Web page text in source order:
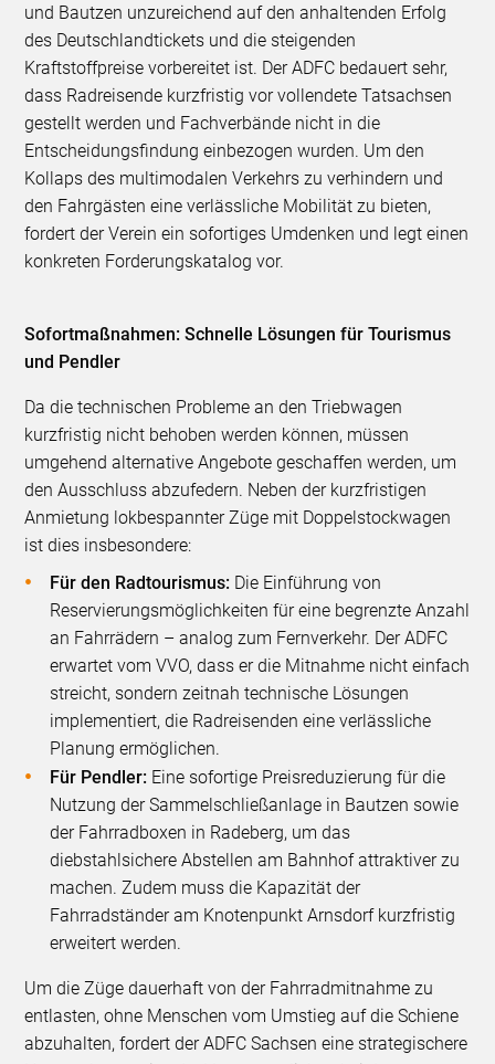
und Bautzen unzureichend auf den anhaltenden Erfolg
des Deutschlandtickets und die steigenden
Kraftstoffpreise vorbereitet ist. Der ADFC bedauert sehr,
dass Radreisende kurzfristig vor vollendete Tatsachsen
gestellt werden und Fachverbände nicht in die
Entscheidungsfindung einbezogen wurden. Um den
Kollaps des multimodalen Verkehrs zu verhindern und
den Fahrgästen eine verlässliche Mobilität zu bieten,
fordert der Verein ein sofortiges Umdenken und legt einen
konkreten Forderungskatalog vor.
Sofortmaßnahmen: Schnelle Lösungen für Tourismus
und Pendler
Da die technischen Probleme an den Triebwagen
kurzfristig nicht behoben werden können, müssen
umgehend alternative Angebote geschaffen werden, um
den Ausschluss abzufedern. Neben der kurzfristigen
Anmietung lokbespannter Züge mit Doppelstockwagen
ist dies insbesondere:
Für den Radtourismus: Die Einführung von
Reservierungsmöglichkeiten für eine begrenzte Anzahl
an Fahrrädern – analog zum Fernverkehr. Der ADFC
erwartet vom VVO, dass er die Mitnahme nicht einfach
streicht, sondern zeitnah technische Lösungen
implementiert, die Radreisenden eine verlässliche
Planung ermöglichen.
Für Pendler: Eine sofortige Preisreduzierung für die
Nutzung der Sammelschließanlage in Bautzen sowie
der Fahrradboxen in Radeberg, um das
diebstahlsichere Abstellen am Bahnhof attraktiver zu
machen. Zudem muss die Kapazität der
Fahrradständer am Knotenpunkt Arnsdorf kurzfristig
erweitert werden.
Um die Züge dauerhaft von der Fahrradmitnahme zu
entlasten, ohne Menschen vom Umstieg auf die Schiene
abzuhalten, fordert der ADFC Sachsen eine strategischere